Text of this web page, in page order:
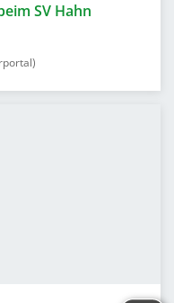
SV Hahn